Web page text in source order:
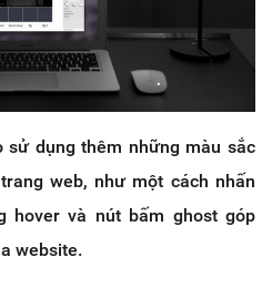
sử dụng thêm những màu sắc
web, như một cách nhấn
hover và nút bấm ghost góp
website.